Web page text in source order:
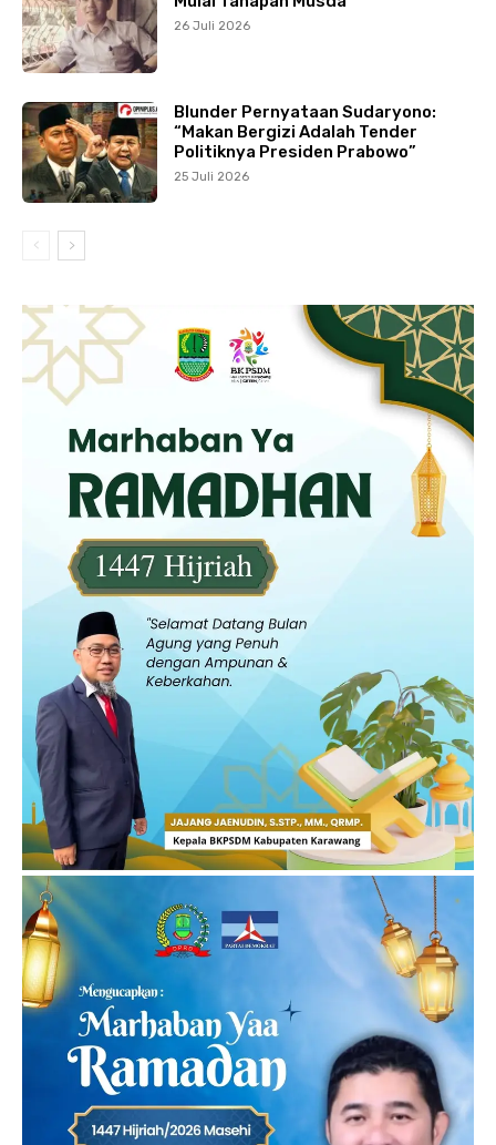
26 Juli 2026
Blunder Pernyataan Sudaryono:
“Makan Bergizi Adalah Tender
Politiknya Presiden Prabowo”
25 Juli 2026